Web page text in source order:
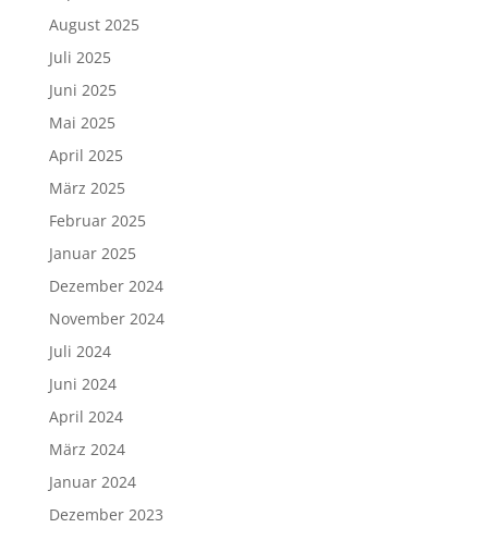
August 2025
Juli 2025
Juni 2025
Mai 2025
April 2025
März 2025
Februar 2025
Januar 2025
Dezember 2024
November 2024
Juli 2024
Juni 2024
April 2024
März 2024
Januar 2024
Dezember 2023